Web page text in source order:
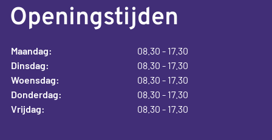
Openingstijden
Maandag:
08.30 - 17.30
Dinsdag:
08.30 - 17.30
Woensdag:
08.30 - 17.30
Donderdag:
08.30 - 17.30
Vrijdag:
08.30 - 17.30